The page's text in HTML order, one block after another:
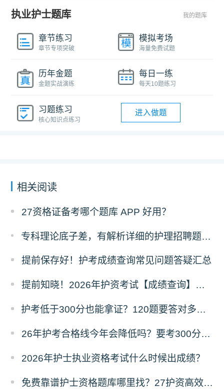
执业护士题库 我的题库
章节练习
章节专项突破
模拟考场
海量免费试题
历年金题
金题实战演练
每日一练
每天10题练习
习题练习
核心知识点练习
进入做题
相关阅读
27资格证备考哪个题库 APP 好用？
专科理论底子差，有解析详细的护理招聘题库推荐吗？
提前保存好！护考成绩查询常见问题答疑汇总
提前知晓！2026年护资考试【成绩查询】须知！
护考低于300分也能拿证？120题要答对多少才能过？
26年护考合格线今年会降低吗？要考300分难不难？
2026年护士执业资格考试什么时候出成绩？
免费靠谱护士资格题库哪里找？27护资高效备考指南